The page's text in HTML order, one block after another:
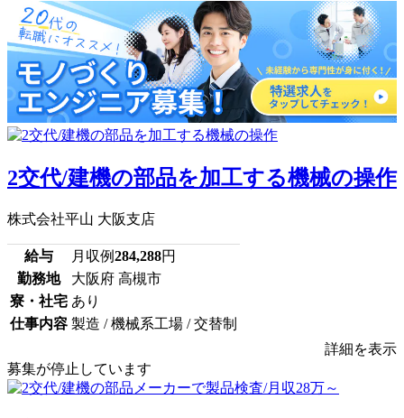
2交代/建機の部品を加工する機械の操作
株式会社平山 大阪支店
給与 月収例284,288円
勤務地
大阪府 高槻市
寮・社宅 あり
仕事内容 製造 / 機械系工場 / 交替制
詳細を表示
募集が停止しています